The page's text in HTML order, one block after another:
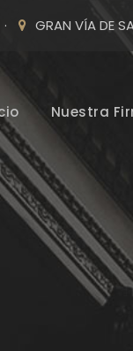
· GRAN VÍA DE
Nuestra